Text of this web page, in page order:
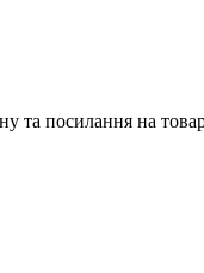
та посилання на